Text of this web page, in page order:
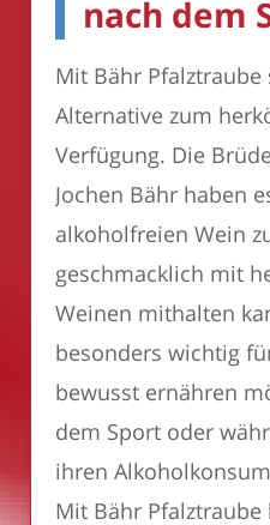
nach dem
Mit Bähr
Alternative zum
Verfügung. Die
Jochen Bähr haben
alkoholfreien Wein
geschmacklich mit
Weinen mithalten
besonders wichtig
bewusst ernähren
dem Sport oder
ihren
Mit Bähr